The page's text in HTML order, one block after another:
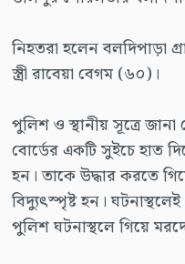
নিহতরা হলেন বলদিপাড়া
স্ত্রী রাবেয়া বেগম (৬০)।
পুলিশ ও স্থানীয় সূত্রে
বোর্ডের একটি সুইচে হাত
হন। তাকে উদ্ধার করতে
বিদ্যুৎস্পৃষ্ট হন।
পুলিশ ঘটনাস্থলে গিয়ে